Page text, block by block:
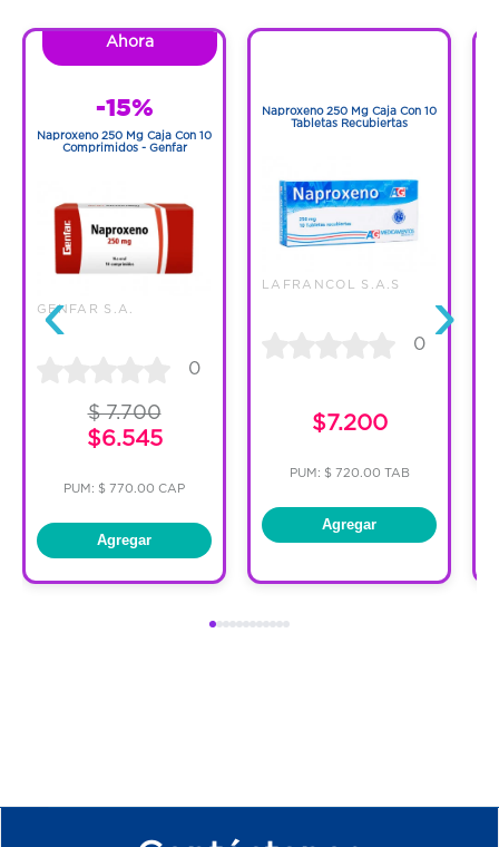
Código:533301
‹
Ahora
-15%
Naproxeno 250 Mg Caja Con 10
Comprimidos - Genfar
GENFAR S.A.
0
$ 7.700
$6.545
PUM: $ 770.00 CAP
Agregar
Naproxeno 250 Mg Caja Con 10
Tabletas Recubiertas
LAFRANCOL S.A.S
0
$7.200
PUM: $ 720.00 TAB
Agregar
›